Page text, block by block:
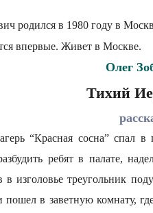
родился в 1980 году в
впервые. Живет в Москве.
Олег
Тихий
“Красная сосна” спал в
ребят в палате,
в изголовье треугольник
пошел в заветную комнату,